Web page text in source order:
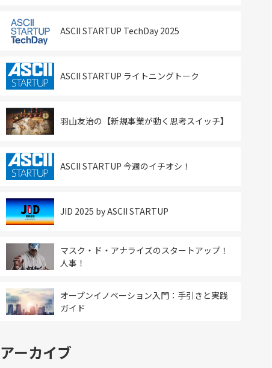
ASCII STARTUP TechDay 2025
ASCII STARTUP ライトニングトーク
羽山友治の【新規事業が動く思考スイッチ】
ASCII STARTUP 今週のイチオシ！
JID 2025 by ASCII STARTUP
マスク・ド・アナライズのスタートアップ！
人事！
オープンイノベーション入門：手引きと実践
ガイド
アーカイブ